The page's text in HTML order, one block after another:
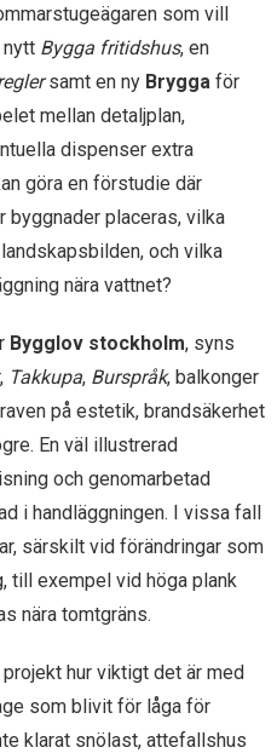
som vill
Bygga fritidshus, en
samt en ny Brygga för
mellan detaljplan,
dispenser extra
göra en förstudie där
byggnader placeras, vilka
och vilka
nära vattnet?
Bygglov stockholm, syns
Takkupa, Burspråk, balkonger
på estetik, brandsäkerhet
En väl illustrerad
och genomarbetad
i handläggningen. I vissa fall
särskilt vid förändringar som
till exempel vid höga plank
nära tomtgräns.
hur viktigt det är med
som blivit för låga för
klarat snölast, attefallshus